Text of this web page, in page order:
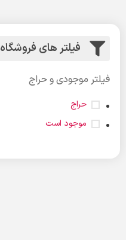
فیلتر های فروشگاه
فیلتر موجودی و حراج
حراج
موجود است